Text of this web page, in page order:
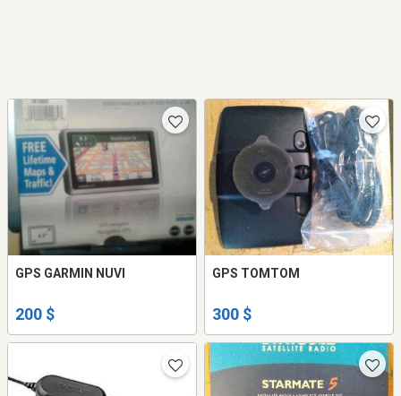
GPS GARMIN NUVI
200 $
GPS TOMTOM
300 $